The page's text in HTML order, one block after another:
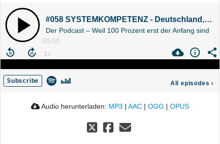
#058 SYSTEMKOMPETENZ - Deutschland, der verkannte Riese
Der Podcast – Weil 100 Prozent erst der Anfang sind
00:00
Subscribe All episodes ›
Audio herunterladen: MP3 | AAC | OGG | OPUS